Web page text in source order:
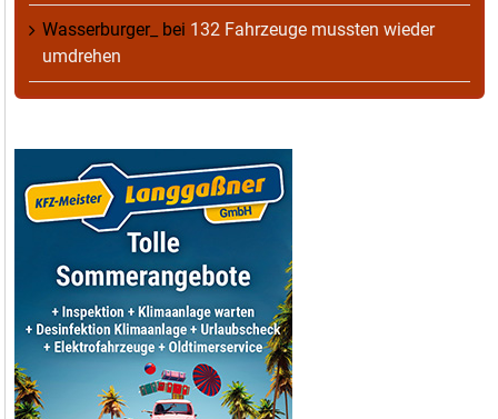
Wasserburger_ bei 132 Fahrzeuge mussten wieder
umdrehen